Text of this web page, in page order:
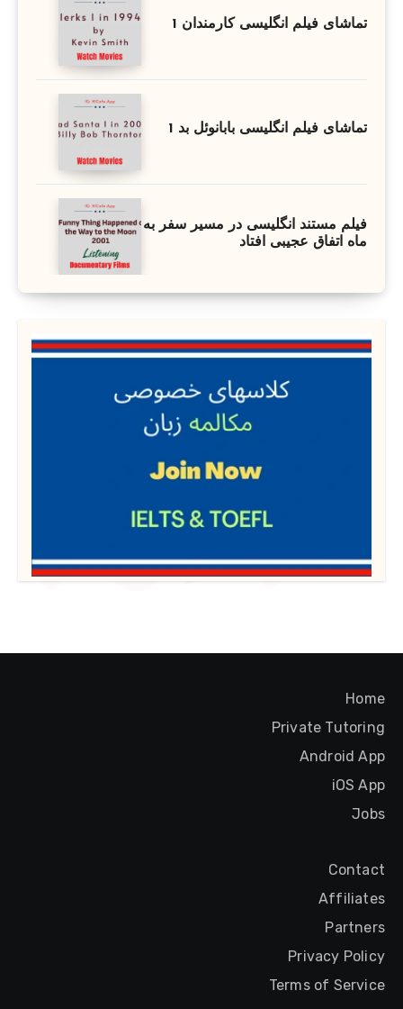
تماشای فیلم انگلیسی کارمندان 1
تماشای فیلم انگلیسی بابانوئل بد 1
فیلم مستند انگلیسی در مسیر سفر به
ماه اتفاق عجیبی افتاد
Home
Private Tutoring
Android App
iOS App
Jobs
Contact
Affiliates
Partners
Privacy Policy
Terms of Service